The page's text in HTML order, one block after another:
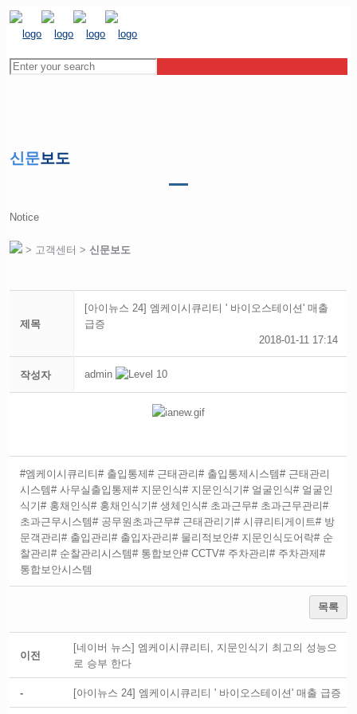
신문보도
Notice
> 고객센터 >신문보도
제목
[아이뉴스 24] 엠케이시큐리티 ' 바이오스테이션' 매출
급증
2018-01-11 17:14
작성자 admin
#엠케이시큐리티# 출입통제# 근태관리# 출입통제시스템# 근태관리
시스템# 사무실출입통제# 지문인식# 지문인식기# 얼굴인식# 얼굴인
식기# 홍채인식# 홍채인식기# 생체인식# 초과근무# 초과근무관리#
초과근무시스템# 공무원초과근무# 근태관리기# 시큐리티게이트# 방
문객관리# 출입관리# 출입자관리# 물리적보안# 지문인식도어락# 순
찰관리# 순찰관리시스템# 통합보안# CCTV# 주차관리# 주차관제#
통합보안시스템
목록
이전
[네이버 뉴스] 엠케이시큐리티, 지문인식기 최고의 성능으
로 승부 한다
- [아이뉴스 24] 엠케이시큐리티 ' 바이오스테이션' 매출 급증